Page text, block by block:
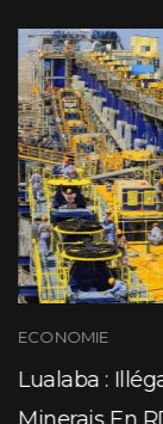
ECONOMIE
Lualaba :